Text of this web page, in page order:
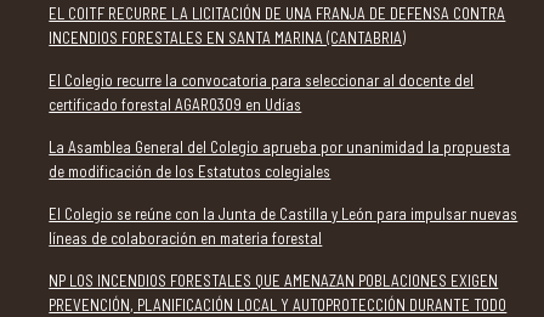
EL COITF RECURRE LA LICITACIÓN DE UNA FRANJA DE DEFENSA CONTRA
INCENDIOS FORESTALES EN SANTA MARINA (CANTABRIA)
El Colegio recurre la convocatoria para seleccionar al docente del
certificado forestal AGAR0309 en Udías
La Asamblea General del Colegio aprueba por unanimidad la propuesta
de modificación de los Estatutos colegiales
El Colegio se reúne con la Junta de Castilla y León para impulsar nuevas
líneas de colaboración en materia forestal
NP LOS INCENDIOS FORESTALES QUE AMENAZAN POBLACIONES EXIGEN
PREVENCIÓN, PLANIFICACIÓN LOCAL Y AUTOPROTECCIÓN DURANTE TODO